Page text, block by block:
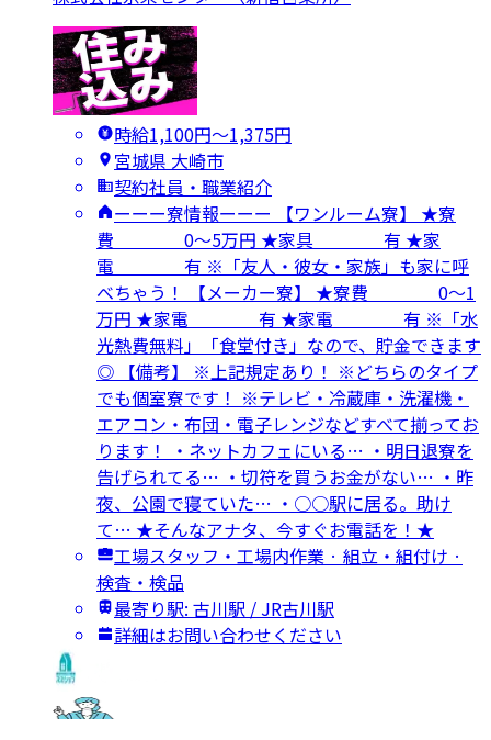
時給1,100円〜1,375円
宮城県 大崎市
契約社員・職業紹介
ーーー寮情報ーーー 【ワンルーム寮】 ★寮
費 0～5万円 ★家具 有 ★家
電 有 ※「友人・彼女・家族」も家に呼
べちゃう！ 【メーカー寮】 ★寮費 0～1
万円 ★家電 有 ★家電 有 ※「水
光熱費無料」「食堂付き」なので、貯金できます
◎ 【備考】 ※上記規定あり！ ※どちらのタイプ
でも個室寮です！ ※テレビ・冷蔵庫・洗濯機・
エアコン・布団・電子レンジなどすべて揃ってお
ります！ ・ネットカフェにいる… ・明日退寮を
告げられてる… ・切符を買うお金がない… ・昨
夜、公園で寝ていた… ・○○駅に居る。助け
て… ★そんなアナタ、今すぐお電話を！★
工場スタッフ・工場内作業 · 組立・組付け ·
検査・検品
最寄り駅: 古川駅 / JR古川駅
詳細はお問い合わせください